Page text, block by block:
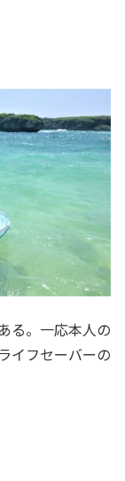
る。一応本人の
イフセーバーの